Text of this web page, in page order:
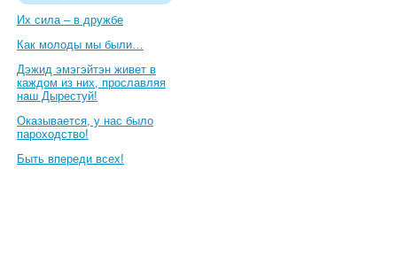
Их сила – в дружбе
Как молоды мы были…
Дэжид эмэгэйтэн живет в
каждом из них, прославляя
наш Дырестуй!
Оказывается, у нас было
пароходство!
Быть впереди всех!